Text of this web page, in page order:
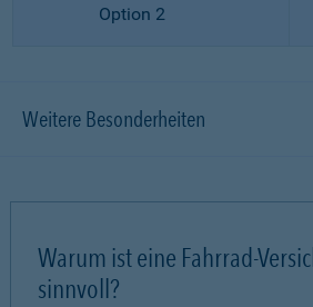
Option 2
Weitere Besonderheiten
Warum ist eine Fahrrad-
sinnvoll?